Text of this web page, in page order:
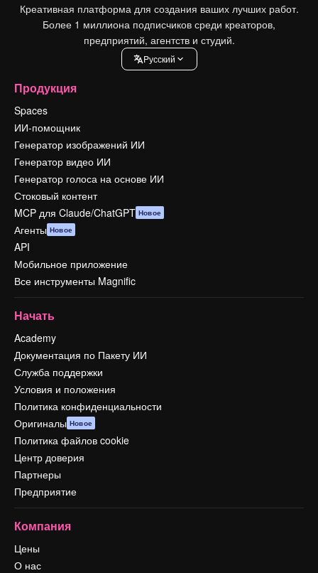
Креативная платформа для создания ваших лучших работ.
Более 1 миллиона подписчиков среди креаторов,
предприятий, агентств и студий.
Pусский
Продукция
Spaces
ИИ-помощник
Генератор изображений ИИ
Генератор видео ИИ
Генератор голоса на основе ИИ
Стоковый контент
MCP для Claude/ChatGPT Новое
Агенты Новое
API
Мобильное приложение
Все инструменты Magnific
Начать
Academy
Документация по Пакету ИИ
Служба поддержки
Условия и положения
Политика конфиденциальности
Оригиналы Новое
Политика файлов cookie
Центр доверия
Партнеры
Предприятие
Компания
Цены
О нас